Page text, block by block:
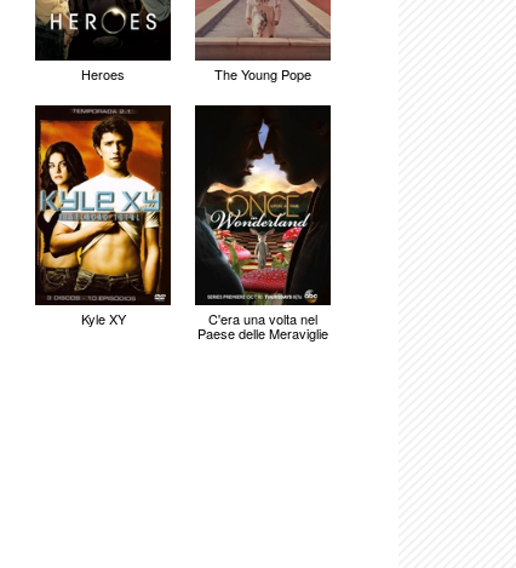
Heroes The Young Pope
Kyle XY C'era una volta nel
Paese delle Meraviglie